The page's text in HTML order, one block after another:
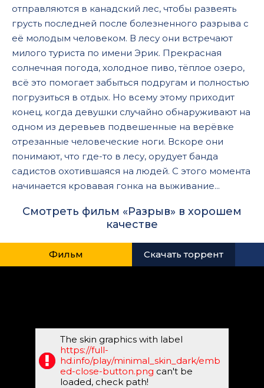
отправляются в канадский лес, чтобы развеять
грусть последней после болезненного разрыва с
её молодым человеком. В лесу они встречают
милого туриста по имени Эрик. Прекрасная
солнечная погода, холодное пиво, тёплое озеро,
всё это помогает забыться подругам и полностью
погрузиться в отдых. Но всему этому приходит
конец, когда девушки случайно обнаруживают на
одном из деревьев подвешенные на верёвке
отрезанные человеческие ноги. Вскоре они
понимают, что где-то в лесу, орудует банда
садистов охотившаяся на людей. С этого момента
начинается кровавая гонка на выживание...
Смотреть фильм «Разрыв» в хорошем
качестве
Фильм Скачать торрент
The skin graphics with label
https://full-
hd.info/play/minimal_skin_dark/emb
ed-close-button.png can't be
loaded, check path!